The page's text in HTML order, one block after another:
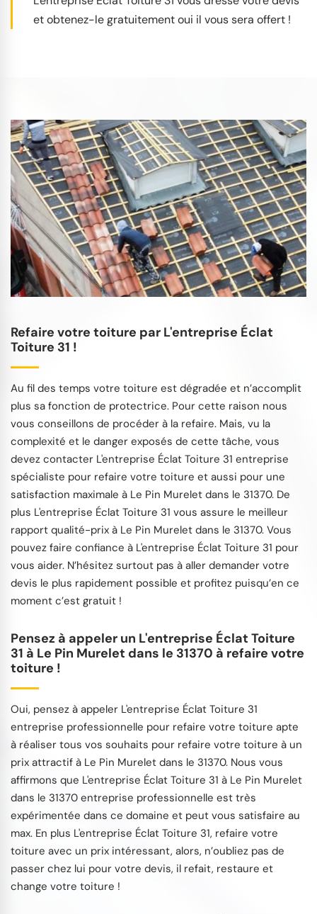
et obtenez-le gratuitement oui il vous sera offert !
Refaire votre toiture par L'entreprise Éclat
Toiture 31 !
Au fil des temps votre toiture est dégradée et n’accomplit
plus sa fonction de protectrice. Pour cette raison nous
vous conseillons de procéder à la refaire. Mais, vu la
complexité et le danger exposés de cette tâche, vous
devez contacter L'entreprise Éclat Toiture 31 entreprise
spécialiste pour refaire votre toiture et aussi pour une
satisfaction maximale à Le Pin Murelet dans le 31370. De
plus L'entreprise Éclat Toiture 31 vous assure le meilleur
rapport qualité-prix à Le Pin Murelet dans le 31370. Vous
pouvez faire confiance à L'entreprise Éclat Toiture 31 pour
vous aider. N’hésitez surtout pas à aller demander votre
devis le plus rapidement possible et profitez puisqu’en ce
moment c’est gratuit !
Pensez à appeler un L'entreprise Éclat Toiture
31 à Le Pin Murelet dans le 31370 à refaire votre
toiture !
Oui, pensez à appeler L'entreprise Éclat Toiture 31
entreprise professionnelle pour refaire votre toiture apte
à réaliser tous vos souhaits pour refaire votre toiture à un
prix attractif à Le Pin Murelet dans le 31370. Nous vous
affirmons que L'entreprise Éclat Toiture 31 à Le Pin Murelet
dans le 31370 entreprise professionnelle est très
expérimentée dans ce domaine et peut vous satisfaire au
max. En plus L'entreprise Éclat Toiture 31, refaire votre
toiture avec un prix intéressant, alors, n’oubliez pas de
passer chez lui pour votre devis, il refait, restaure et
change votre toiture !